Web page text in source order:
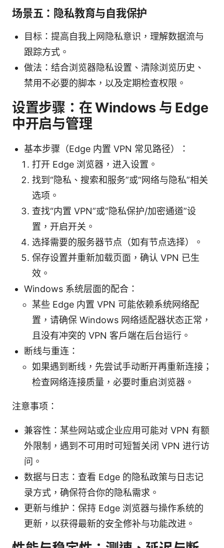
场景五：隐私教育与自我保护
目标：提高自我上网隐私意识，理解数据流与
跟踪方式。
做法：结合浏览器隐私设置、清除浏览历史、
禁用不必要的脚本，以及定期检查权限。
设置步骤：在 Windows 与 Edge
中开启与管理
基本步骤（Edge 内置 VPN 常见路径）：
打开 Edge 浏览器，进入设置。
找到“隐私、搜索和服务”或“网络与隐私”相关
选项。
查找“内置 VPN”或“隐私保护/加密通道”设
置，开启开关。
选择需要的服务器节点（如有节点选择）。
保存设置并重新加载页面，确认 VPN 已生
效。
Windows 系统层面的配合：
某些 Edge 内置 VPN 可能依赖系统网络配
置，请确保 Windows 网络适配器状态正常，
且没有冲突的 VPN 客户端在后台运行。
断线与重连：
如果遇到断线，先尝试手动断开再重新连接；
检查网络连接质量，必要时重启浏览器。
注意事项：
兼容性：某些网站或企业应用可能对 VPN 有额
外限制，遇到不可用时可短暂关闭 VPN 进行访
问。
数据与日志：查看 Edge 的隐私政策与日志记
录方式，确保符合你的隐私需求。
更新与维护：保持 Edge 浏览器与操作系统的
更新，以获得最新的安全修补与功能改进。